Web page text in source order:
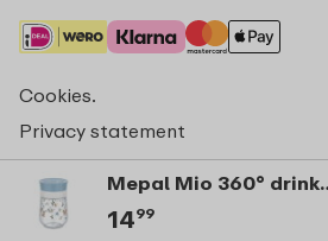
Mepal Mio 360°
1499
Cookies.
Privacy statement
Algemene voorwaarden -
© Copyright 2026 Mepal